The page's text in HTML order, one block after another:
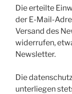
Die erteilte
der E-Mail-
Versand des
widerrufen,
Newsletter.
Die
unterliegen